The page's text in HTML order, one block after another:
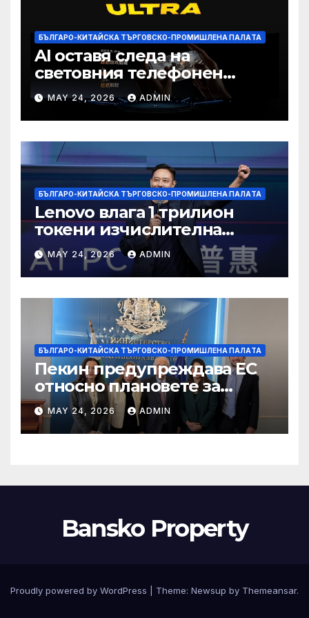
БЪЛГАРО-КИТАЙСКА ТЪРГОВСКО-ПРОМИШЛЕНА ПАЛAТА
AI оставя следа на
световния телефонен
пазар
MAY 24, 2026 ADMIN
БЪЛГАРО-КИТАЙСКА ТЪРГОВСКО-ПРОМИШЛЕНА ПАЛAТА
Lenovo влага 1 трилион
токени изчислителна
мощност в AI екосистемата
MAY 24, 2026 ADMIN
БЪЛГАРО-КИТАЙСКА ТЪРГОВСКО-ПРОМИШЛЕНА ПАЛAТА
Пекин предупреждава ЕС
относно плановете за
насочване към китайски
продукти
MAY 24, 2026 ADMIN
Bansko Property
Proudly powered by WordPress Theme: Newsup by Themeansar.